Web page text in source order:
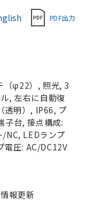
PDF出力
（φ22）, 照光, 3
, 左右に自動復
透明）, IP66, プ
子台, 接点構成:
NC, LEDランプ
電圧: AC/DC12V
報更新